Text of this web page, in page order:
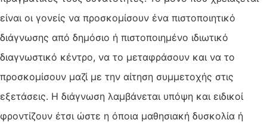
είναι οι γονείς να προσκομίσουν ένα πιστοποιητικό
διάγνωσης από δημόσιο ή πιστοποιημένο ιδιωτικό
διαγνωστικό κέντρο, να το μεταφράσουν και να το
προσκομίσουν μαζί με την αίτηση συμμετοχής στις
εξετάσεις. Η διάγνωση λαμβάνεται υπόψη και ειδικοί
φροντίζουν έτσι ώστε η όποια μαθησιακή δυσκολία ή